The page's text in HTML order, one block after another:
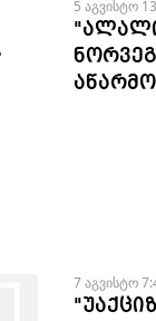
5 აგვისტო
7 აგვისტო